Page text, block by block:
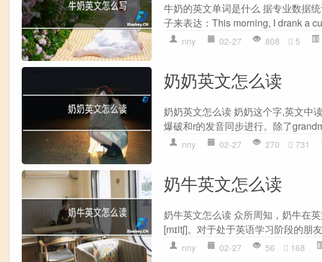
牛奶的英文单词是什么 据专业数据
子来表达：This morning, I drank a
nny 02-27 808 5
奶奶英文怎么读
奶奶英文怎么读 奶奶这个字,英文中
爆破和r的发音同步进行。除了
nny 02-27 270 731
奶牛英文怎么读
奶牛英文怎么读 众所周知，奶牛在
[mɪltʃ]。对于处于英语学习阶段的朋
nny 02-27 56 168